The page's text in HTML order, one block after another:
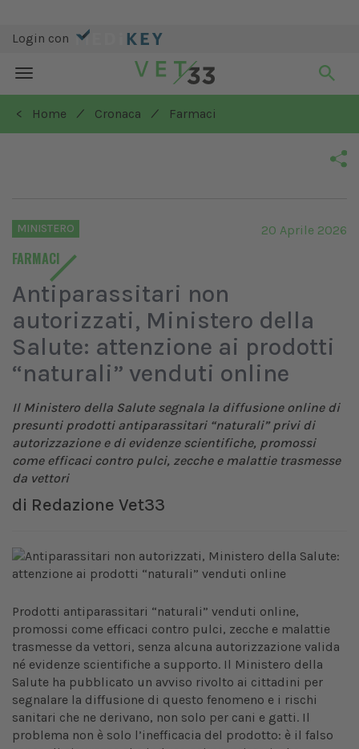
Login con
Toggle
navigation
< Home
/ Cronaca / Farmaci
MINISTERO
FARMACI
20 Aprile 2026
Antiparassitari non
autorizzati, Ministero della
Salute: attenzione ai prodotti
“naturali” venduti online
Il Ministero della Salute segnala la diffusione online di
presunti prodotti antiparassitari “naturali” privi di
autorizzazione e di evidenze scientifiche, promossi
come efficaci contro pulci, zecche e malattie trasmesse
da vettori
di Redazione Vet33
Prodotti antiparassitari “naturali” venduti online,
promossi come efficaci contro pulci, zecche e malattie
trasmesse da vettori, senza alcuna autorizzazione valida
né evidenze scientifiche a supporto. Il Ministero della
Salute ha pubblicato un avviso rivolto ai cittadini per
segnalare la diffusione di questo fenomeno e i rischi
sanitari che ne derivano, non solo per cani e gatti. Il
problema non è solo l’inefficacia del prodotto: è il falso